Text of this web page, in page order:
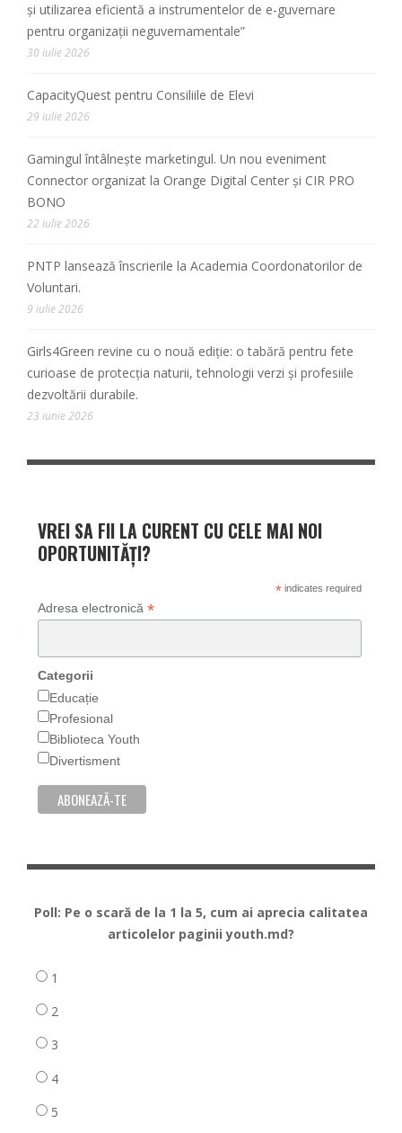
și utilizarea eficientă a instrumentelor de e-guvernare
pentru organizații neguvernamentale”
30 iulie 2026
CapacityQuest pentru Consiliile de Elevi
29 iulie 2026
Gamingul întâlnește marketingul. Un nou eveniment
Connector organizat la Orange Digital Center și CIR PRO
BONO
22 iulie 2026
PNTP lansează înscrierile la Academia Coordonatorilor de
Voluntari.
9 iulie 2026
Girls4Green revine cu o nouă ediție: o tabără pentru fete
curioase de protecția naturii, tehnologii verzi și profesiile
dezvoltării durabile.
23 iunie 2026
VREI SA FII LA CURENT CU CELE MAI NOI
OPORTUNITĂȚI?
*indicates required
Adresa electronică *
Categorii
Educație
Profesional
Biblioteca Youth
Divertisment
Poll: Pe o scară de la 1 la 5, cum ai aprecia calitatea
articolelor paginii youth.md?
1
2
3
4
5